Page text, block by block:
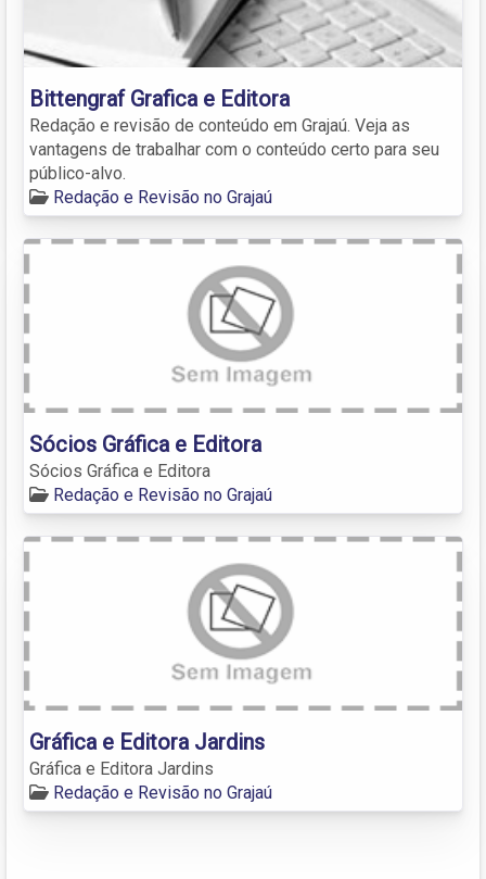
Bittengraf Grafica e Editora
Redação e revisão de conteúdo em Grajaú. Veja as
vantagens de trabalhar com o conteúdo certo para seu
público-alvo.
Redação e Revisão no Grajaú
Sócios Gráfica e Editora
Sócios Gráfica e Editora
Redação e Revisão no Grajaú
Gráfica e Editora Jardins
Gráfica e Editora Jardins
Redação e Revisão no Grajaú